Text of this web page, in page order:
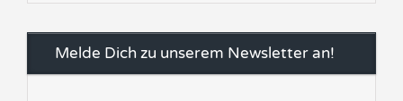
Melde Dich zu unserem Newsletter an!